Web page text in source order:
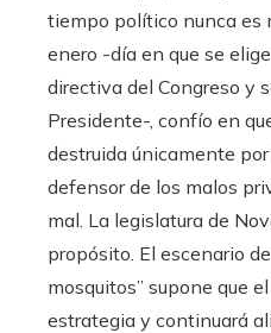
tiempo político nunca es
enero -día en que se
directiva del Congreso y
Presidente-, confío en
destruida únicamente
defensor de los malos
mal. La legislatura de
propósito. El escenario
mosquitos” supone que
estrategia y continuará